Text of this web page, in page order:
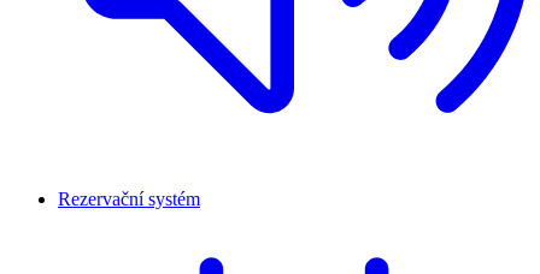
Rezervační systém